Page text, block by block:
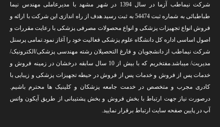
شرکت نیماطب آزما در سال 1394 در شهر مشهد با مدیرعاملی مهندس نیما
طباطبائی به شماره ثبت 54474 به ثبت رسید.هدف از راه اندازی این شرکت با ارائه و
فروش انواع تجهیزات پزشکی و انواع محصولات مصرفی پزشکی با رعایت مقررات و
اصول اساسی اداره کل دانشگاه علوم پزشکی فعالیت خود را آغاز نمود.تمامی پرسنل
شرکت نیماطب از دانشجویان و فارغ التحصیلان رشته مهندسی پزشکی/الکترونیک/
مدیریت/ میباشد.مفتخریم که با بیش از 10 سال سابقه درخشان در زمینه فروش و
خدمات پس از فروش و خدمات پس از فروش در حیطه تجهیزات پزشکی و زیبایی با
کادری مجرب و متخصص در خدمت جامعه پزشکان و کلینیک ها محترم باشیم.
درصورت نیاز جهت ارتباط با بخش فروش و بخش پشتیبانی از طریق آیکون واتس
آپ در پایین صفحه سایت ارتباط برقرار نمایید.